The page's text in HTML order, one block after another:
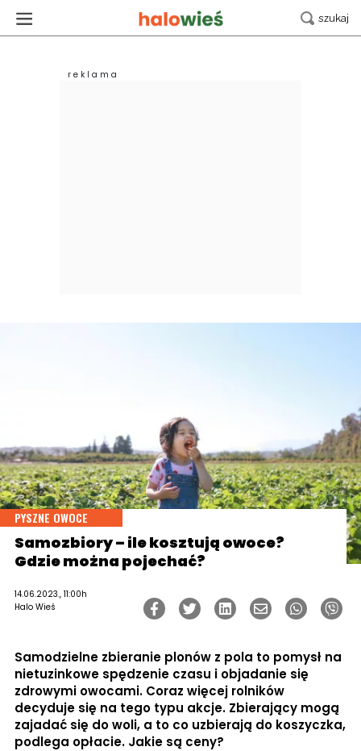
PYSZNE OWOCE
Samozbiory – ile kosztują owoce?
Gdzie można pojechać?
14.06.2023., 11:00h
Halo Wieś
Samodzielne zbieranie plonów z pola to pomysł na
nietuzinkowe spędzenie czasu i objadanie się
zdrowymi owocami. Coraz więcej rolników
decyduje się na tego typu akcje. Zbierający mogą
zajadać się do woli, a to co uzbierają do koszyczka,
podlega opłacie. Jakie są ceny?